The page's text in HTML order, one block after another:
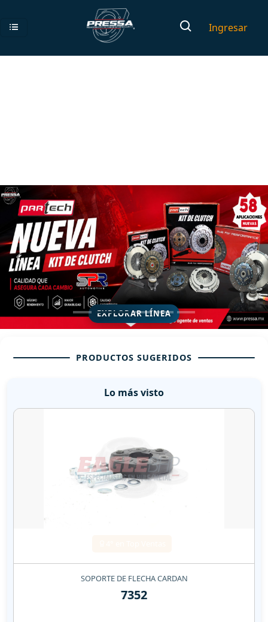
Ingresar
Previous Next
PRODUCTOS SUGERIDOS
Lo más visto
SOPORTE DE FLECHA CARDAN
7352